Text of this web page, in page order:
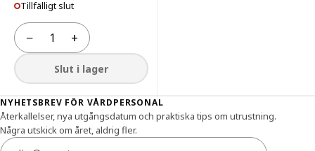
Tillfälligt slut
−
Antal +
Slut i lager
Sidfot
NYHETSBREV FÖR VÅRDPERSONAL
Återkallelser, nya utgångsdatum och praktiska tips om utrustning.
Några utskick om året, aldrig fler.
E-postadress